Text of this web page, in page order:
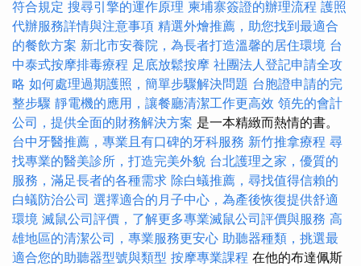
符合規定 搜尋引擎的運作原理 柬埔寨簽證的辦理流程 護照
代辦服務詳情與注意事項 精選外燴推薦，助您找到最適合
的餐飲方案 新北市安養院，為長者打造溫馨的居住環境 台
中泰式按摩排毒療程 足底放鬆按摩 社團法人登記申請全攻
略 如何處理過期護照，簡單步驟解決問題 台胞證申請的完
整步驟 靜電機的應用，讓餐廳清潔工作更高效 領先的會計
公司，提供全面的財務解決方案 是一本精緻而熱情的書。
台中牙醫推薦，專業且有口碑的牙科服務 新竹推拿療程 尋
找專業的醫美診所，打造完美外貌 台北護理之家，優質的
服務，滿足長者的各種需求 除白蟻推薦，尋找值得信賴的
白蟻防治公司 選擇適合的月子中心，為產後恢復提供舒適
環境 滅鼠公司評價，了解更多專業滅鼠公司評價與服務 高
雄地區的清潔公司，專業服務更安心 助聽器種類，挑選最
適合您的助聽器型號與類型 按摩專業課程 在他的布達佩斯